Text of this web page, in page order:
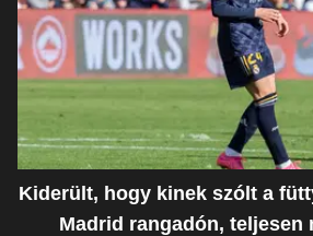
Kiderült, hogy kinek szólt a
Madrid rangadón, teljesen